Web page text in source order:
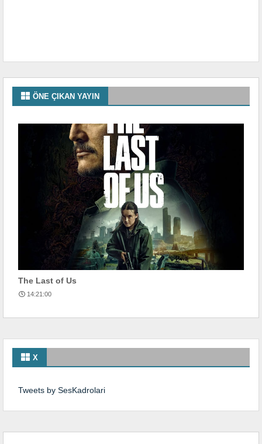
ÖNE ÇIKAN YAYIN
The Last of Us
14:21:00
X
Tweets by SesKadrolari